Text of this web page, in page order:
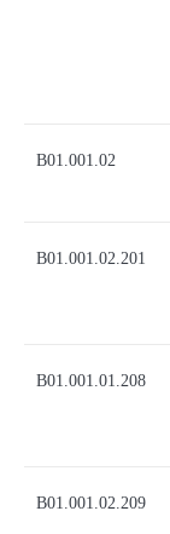
В01.001.02
В01.001.02.201
В01.001.01.208
В01.001.02.209